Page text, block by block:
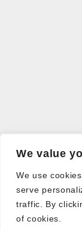
We value
We use
serve
traffic. By
of cookies.